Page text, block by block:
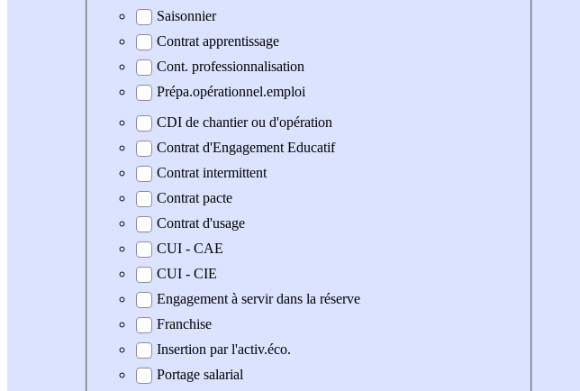
Saisonnier
Contrat apprentissage
Cont. professionnalisation
Prépa.opérationnel.emploi
CDI de chantier ou d'opération
Contrat d'Engagement Educatif
Contrat intermittent
Contrat pacte
Contrat d'usage
CUI - CAE
CUI - CIE
Engagement à servir dans la réserve
Franchise
Insertion par l'activ.éco.
Portage salarial